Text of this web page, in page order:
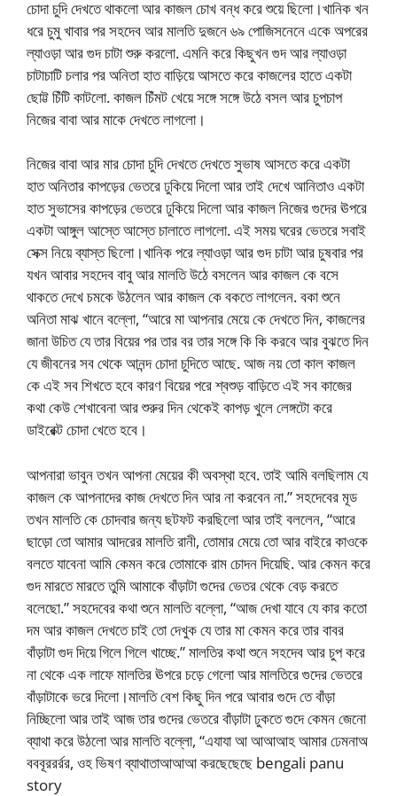
চোদা চুদি দেখতে থাকলো আর কাজল চোখ বন্ধ করে শুয়ে ছিলো।খানিক খন
ধরে চুমু খাবার পর সহদেব আর মালতি দুজনে ৬৯ পোজিসনেনে একে অপরের
ল্যাওড়া আর গুদ চাটা শুরু করলো. এমনি করে কিছুখন গুদ আর ল্যাওড়া
চাটাচাটি চলার পর অনিতা হাত বাড়িয়ে আসতে করে কাজলের হাতে একটা
ছোট্ট চিঁটি কাটলো. কাজল চিঁমট খেয়ে সঙ্গে সঙ্গে উঠে বসল আর চুপচাপ
নিজের বাবা আর মাকে দেখতে লাগলো।
নিজের বাবা আর মার চোদা চুদি দেখতে দেখতে সুভাষ আসতে করে একটা
হাত অনিতার কাপড়ের ভেতরে ঢুকিয়ে দিলো আর তাই দেখে আনিতাও একটা
হাত সুভাসের কাপড়ের ভেতরে ঢুকিয়ে দিলো আর কাজল নিজের গুদের ঊপরে
একটা আঙ্গুল আস্তে আস্তে চালাতে লাগলো. এই সময় ঘরের ভেতরে সবাই
সেক্স নিয়ে ব্যাস্ত ছিলো।খানিক পরে ল্যাওড়া আর গুদ চাটা আর চুষবার পর
যখন আবার সহদেব বাবু আর মালতি উঠে বসলেন আর কাজল কে বসে
থাকতে দেখে চমকে উঠলেন আর কাজল কে বকতে লাগলেন. বকা শুনে
অনিতা মাঝ খানে বল্লো, “আরে মা আপনার মেয়ে কে দেখতে দিন, কাজলের
জানা উচিত যে তার বিয়ের পর তার বর তার সঙ্গে কি কি করবে আর বুঝতে দিন
যে জীবনের সব থেকে আনন্দ চোদা চুদিতে আছে. আজ নয় তো কাল কাজল
কে এই সব শিখতে হবে কারণ বিয়ের পরে শ্বশুড় বাড়িতে এই সব কাজের
কথা কেউ শেখাবেনা আর শুরুর দিন থেকেই কাপড় খুলে লেঙ্গটো করে
ডাইরেক্ট চোদা খেতে হবে।
আপনারা ভাবুন তখন আপনা মেয়ের কী অবস্থা হবে. তাই আমি বলছিলাম যে
কাজল কে আপনাদের কাজ দেখতে দিন আর না করবেন না.” সহদেবের মূড
তখন মালতি কে চোদবার জন্য ছটফট করছিলো আর তাই বললেন, “আরে
ছাড়ো তো আমার আদরের মালতি রানী, তোমার মেয়ে তো আর বাইরে কাওকে
বলতে যাবেনা আমি কেমন করে তোমাকে রাম চোদন দিয়েছি. আর কেমন করে
গুদ মারতে মারতে তুমি আমাকে বাঁড়াটা গুদের ভেতর থেকে বেড় করতে
বলেছো.” সহদেবের কথা শুনে মালতি বল্লো, “আজ দেখা যাবে যে কার কতো
দম আর কাজল দেখতে চাই তো দেখুক যে তার মা কেমন করে তার বাবর
বাঁড়াটা গুদ দিয়ে গিলে গিলে খাচ্ছে.” মালতির কথা শুনে সহদেব আর চুপ করে
না থেকে এক লাফে মালতির ঊপরে চড়ে গেলো আর মালতিরে গুদের ভেতরে
বাঁড়াটাকে ভরে দিলো।মালতি বেশ কিছু দিন পরে আবার গুদে তে বাঁড়া
নিচ্ছিলো আর তাই আজ তার গুদের ভেতরে বাঁড়াটা ঢুকতে গুদে কেমন জেনো
ব্যাথা করে উঠলো আর মালতি বল্লো, “এযাযা আ আআআহ আমার ঢেমনাঅ
বববূররর্রর, ওহ ভিষণ ব্যাথাতাআআআ করছেছেছে bengali panu
story